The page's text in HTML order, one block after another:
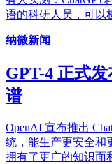
语的科研人员，可以
纳微新闻
GPT-4 正式
谱
OpenAI 宣布推出
统，能生产更安全和
拥有了更广的知识面